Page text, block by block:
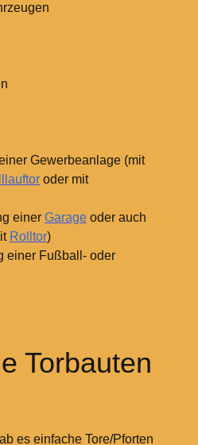
Gewerbeanlage (mit
oder mit
einer Garageoder auch
Rolltor)
einer Fußball- oder
Torbauten
es einfache Tore/Pforten